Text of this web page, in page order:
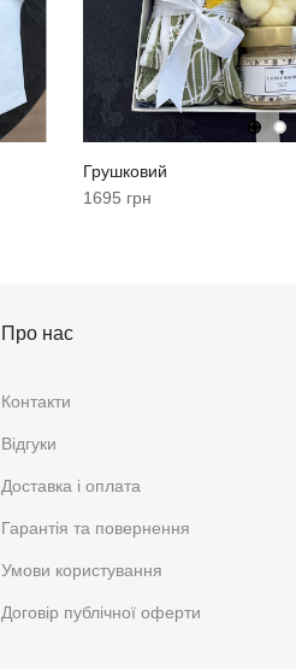
Грушковий
1695 грн
Про нас
Контакти
Відгуки
Доставка і оплата
Гарантія та повернення
Умови користування
Договір публічної оферти